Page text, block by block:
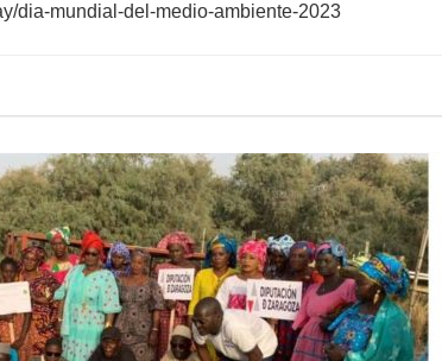
dia-mundial-del-medio-ambiente-2023